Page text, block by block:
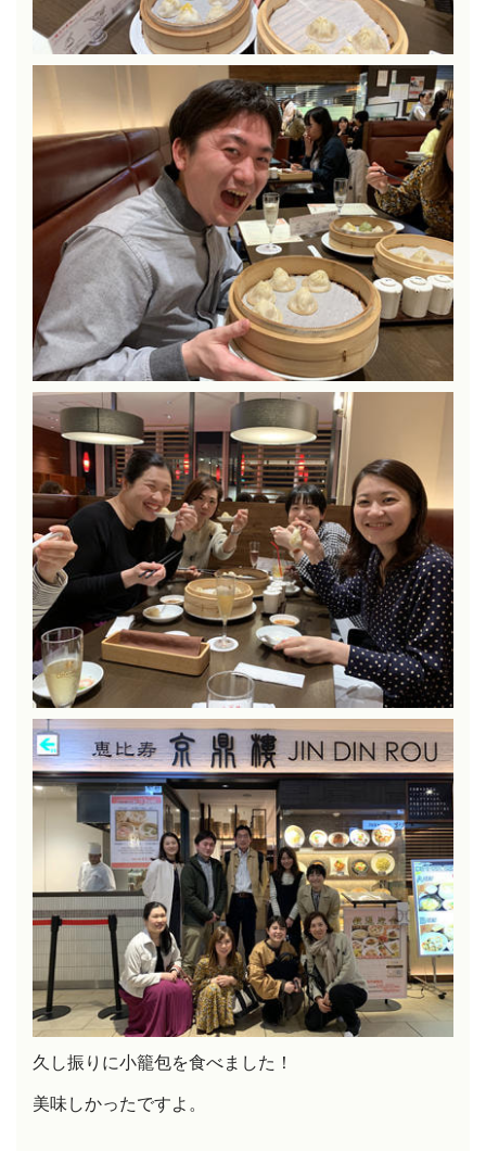
久し振りに小籠包を食べました！
美味しかったですよ。